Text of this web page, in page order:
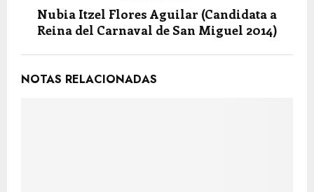
Nubia Itzel Flores Aguilar (Candidata a
Reina del Carnaval de San Miguel 2014)
NOTAS RELACIONADAS